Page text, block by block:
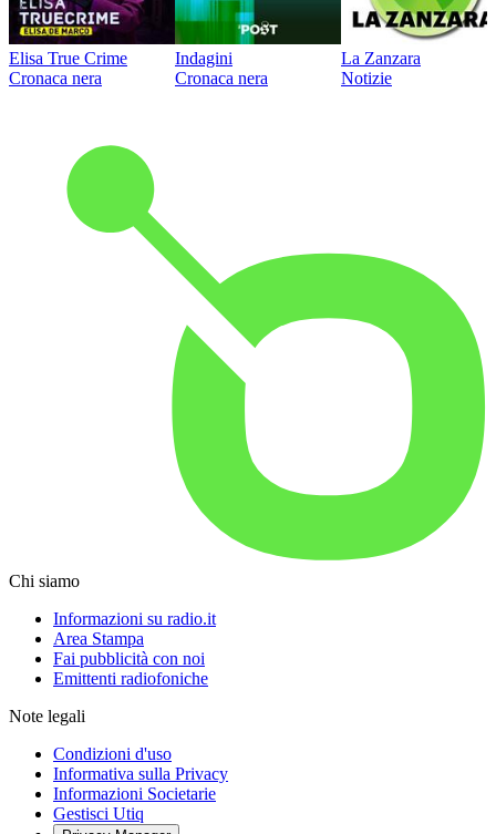
Elisa True Crime
Cronaca nera
Indagini
Cronaca nera
La Zanzara
Notizie
Chi siamo
Informazioni su radio.it
Area Stampa
Fai pubblicità con noi
Emittenti radiofoniche
Note legali
Condizioni d'uso
Informativa sulla Privacy
Informazioni Societarie
Gestisci Utiq